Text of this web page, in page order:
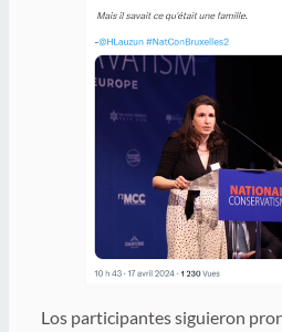
Los participantes siguieron